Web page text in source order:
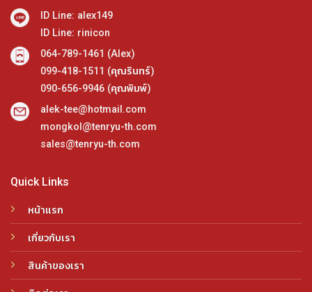
Quick Links
หน้าแรก
เกี่ยวกับเรา
สินค้าของเรา
ID Line: alex149
ID Line: rinicon
064-789-1461 (Alex)
099-418-1511 (คุณรินทร์)
090-656-9946 (คุณพิมพ์)
alek-tee@hotmail.com
mongkol@tenryu-th.com
sales@tenryu-th.com